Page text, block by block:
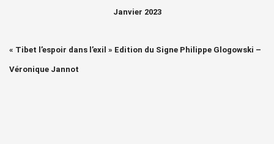
Janvier 2023
« Tibet l’espoir dans l’exil » Edition du Signe Philippe Glogowski –
Véronique Jannot